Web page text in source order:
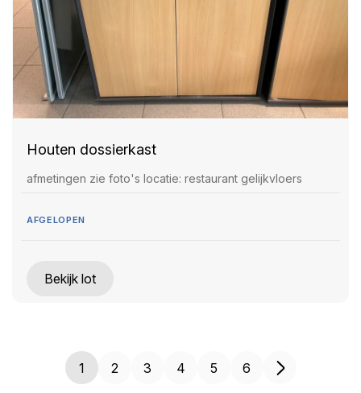
Houten dossierkast
afmetingen zie foto's locatie: restaurant gelijkvloers
AFGELOPEN
Bekijk lot
1 2 3 4 5 6